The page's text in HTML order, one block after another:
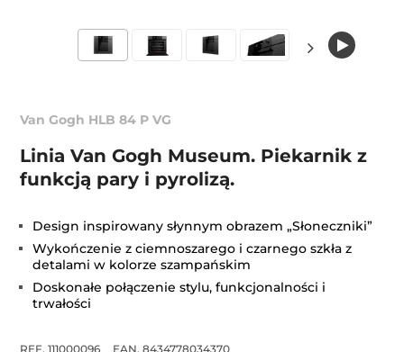
Van Gogh HLB 84 P VG
Linia Van Gogh Museum. Piekarnik z
funkcją pary i pyrolizą.
Design inspirowany słynnym obrazem „Słoneczniki”
Wykończenie z ciemnoszarego i czarnego szkła z
detalami w kolorze szampańskim
Doskonałe połączenie stylu, funkcjonalności i
trwałości
REF. 111000096
EAN. 8434778034370